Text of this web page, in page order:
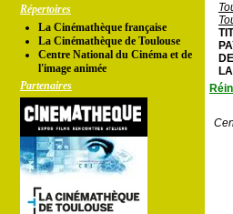
Répertoires
La Cinémathèque française
La Cinémathèque de Toulouse
Centre National du Cinéma et de
l'image animée
Partenaires